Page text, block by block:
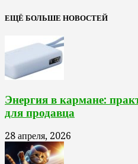
ЕЩЁ БОЛЬШЕ НОВОСТЕЙ
Энергия в кармане:
для продавца
28 апреля, 2026